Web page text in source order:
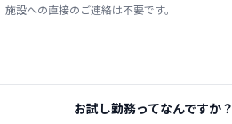
設への直接のご連絡は不要です。
お試し勤務ってなんですか？